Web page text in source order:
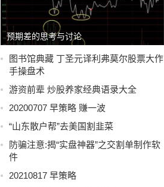
预期差的思考与讨论
图书馆典藏 丁圣元译利弗莫尔股票大作
手操盘术
游资前辈 炒股养家经典语录大全
20200707 早策略 赚一波
“山东散户帮”去美国割韭菜
防骗注意:揭“实盘神器”之交割单制作软
件
20210817 早策略